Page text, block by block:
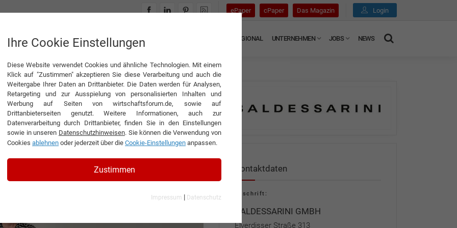
ePaper cPaper Das Magazin Login
INTERVIEWS REGIONAL UNTERNEHMEN JOBS NEWS
Emotionen“
um Emotionen“
und Creative Director der BALDESSARINI
Kontaktdaten
Anschrift:
BALDESSARINI GMBH
Elverdisser Straße 313
Ihre Cookie Einstellungen
Diese Website verwendet Cookies und ähnliche Technologien. Mit einem
Klick auf "Zustimmen" akzeptieren Sie diese Verarbeitung und auch die
Weitergabe Ihrer Daten an Drittanbieter. Die Daten werden für Analysen,
Retargeting und zur Ausspielung von personalisierten Inhalten und
Werbung auf Seiten von wirtschaftsforum.de, sowie auf
Drittanbieterseiten genutzt. Weitere Informationen, auch zur
Datenverarbeitung durch Drittanbieter, finden Sie in den Einstellungen
sowie in unseren Datenschutzhinweisen. Sie können die Verwendung von
Cookies ablehnen oder jederzeit über die Cookie-Einstellungen anpassen.
Zustimmen
Impressum | Datenschutz